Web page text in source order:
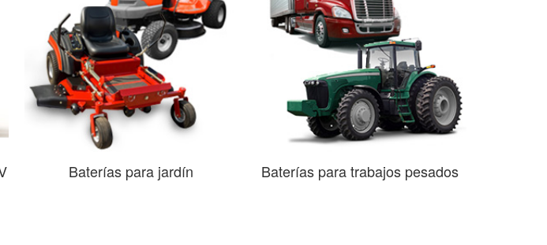
Baterías para jardín Baterías para trabajos pesados